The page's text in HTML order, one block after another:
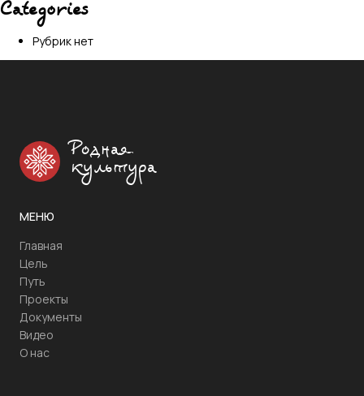
Categories
Рубрик нет
Родная
культура
МЕНЮ
Главная
Цель
Путь
Проекты
Документы
Видео
О нас